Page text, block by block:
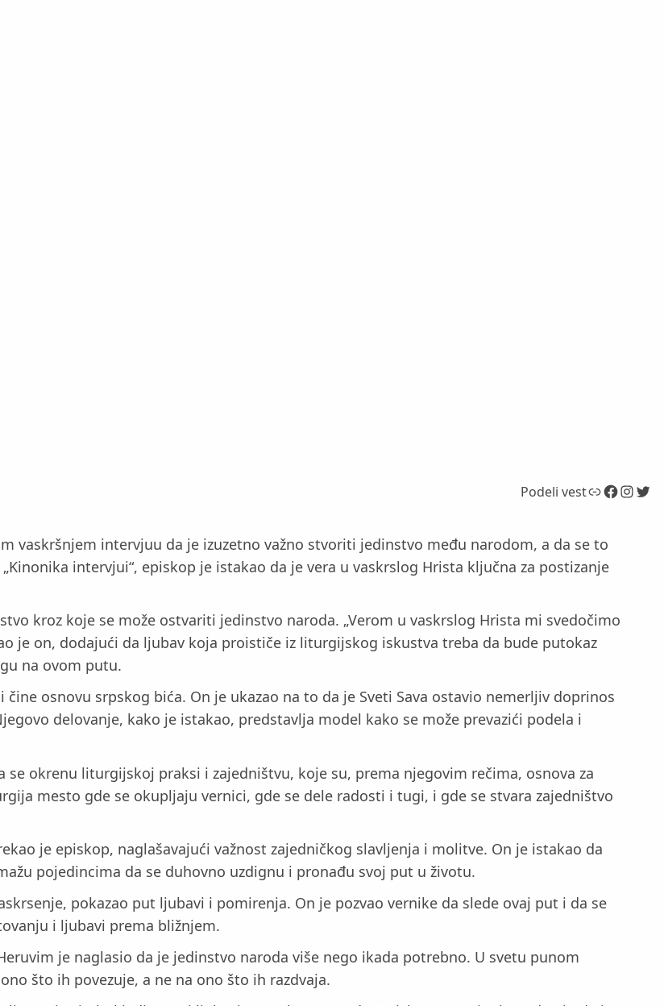
Podeli vestLink Facebook InstagramTwitter
vaskršnjem intervjuu da je izuzetno važno stvoriti jedinstvo među narodom, a da se to
intervjui“, episkop je istakao da je vera u vaskrslog Hrista ključna za postizanje
kroz koje se može ostvariti jedinstvo naroda. „Verom u vaskrslog Hrista mi svedočimo
je on, dodajući da ljubav koja proističe iz liturgijskog iskustva treba da bude putokaz
na ovom putu.
osnovu srpskog bića. On je ukazao na to da je Sveti Sava ostavio nemerljiv doprinos
delovanje, kako je istakao, predstavlja model kako se može prevazići podela i
se okrenu liturgijskoj praksi i zajedništvu, koje su, prema njegovim rečima, osnova za
mesto gde se okupljaju vernici, gde se dele radosti i tugi, i gde se stvara zajedništvo
je episkop, naglašavajući važnost zajedničkog slavljenja i molitve. On je istakao da
pojedincima da se duhovno uzdignu i pronađu svoj put u životu.
pokazao put ljubavi i pomirenja. On je pozvao vernike da slede ovaj put i da se
i ljubavi prema bližnjem.
je naglasio da je jedinstvo naroda više nego ikada potrebno. U svetu punom
što ih povezuje, a ne na ono što ih razdvaja.